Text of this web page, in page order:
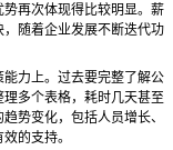
再次体现得比较明显。薪
随着企业发展不断迭代功
力上。过去要完整了解公
多个表格，耗时几天甚至
势变化，包括人员增长、
的支持。